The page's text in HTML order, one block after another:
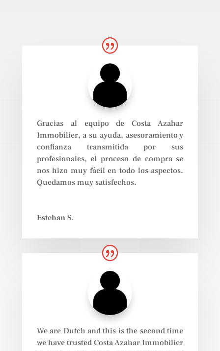
Gracias al equipo de Costa Azahar
Immobilier, a su ayuda, asesoramiento y
confianza transmitida por sus
profesionales, el proceso de compra se
nos hizo muy fácil en todo los aspectos.
Quedamos muy satisfechos.
Esteban S.
We are Dutch and this is the second time
we have trusted Costa Azahar Immobilier